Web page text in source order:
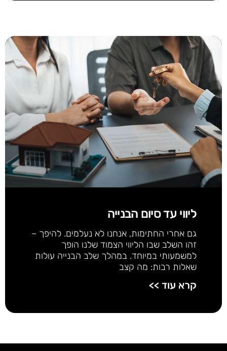
ליווי עד סיום הבנייה
גם אחרי החתימות, אנחנו לא נעלמים. להיפך –
זהו השלב שבו הליווי הצמוד שלנו הופך
למשמעותי במיוחד. במהלך שלב הבנייה עולות
שאלות רבות: מה קצב
קרא עוד >>